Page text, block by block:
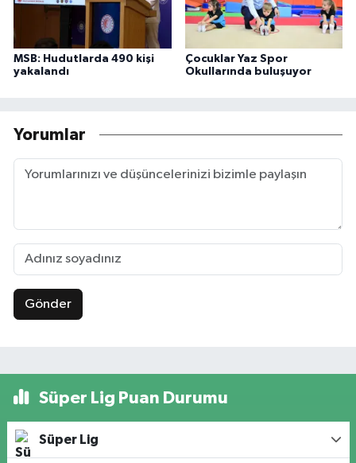
MSB: Hudutlarda 490 kişi
yakalandı
Çocuklar Yaz Spor
Okullarında buluşuyor
Yorumlar
Gönder
Süper Lig Puan Durumu
Süper Lig